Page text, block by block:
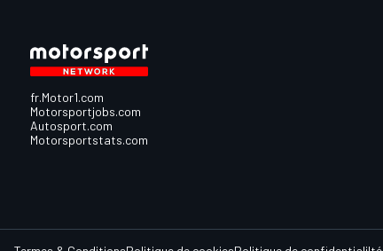
fr.Motor1.com
Motorsportjobs.com
Autosport.com
Motorsportstats.com